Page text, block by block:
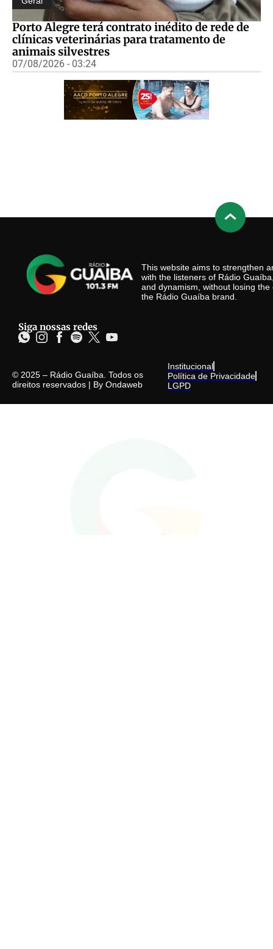
Porto Alegre terá contrato inédito de rede de
clínicas veterinárias para tratamento de
animais silvestres
07/08/2026 - 03:24
This website aims to strengthen
with the listeners of Rádio
and dynamism, without losing
the Rádio Guaíba brand.
Siga nossas redes
© 2025 – Rádio Guaíba. Todos os
direitos reservados | By Ondaweb
Institucional
Política de Privacidade
LGPD